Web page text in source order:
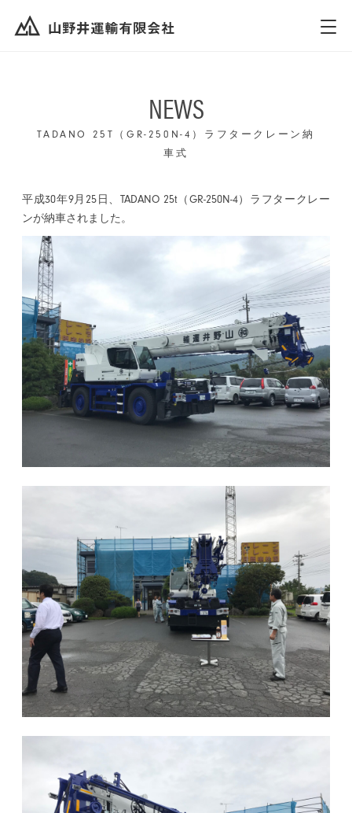
NEWS
TADANO 25T（GR-250N-4）ラフタークレーン納
車式
平成30年9月25日、TADANO 25t（GR-250N-4）ラフタークレー
ンが納車されました。